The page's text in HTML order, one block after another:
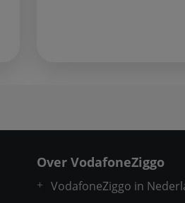
Over VodafoneZiggo
VodafoneZiggo in